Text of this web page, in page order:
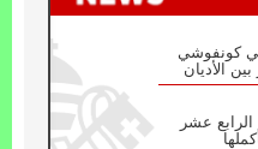
كونفوشي
الأديان
الرابع عشر